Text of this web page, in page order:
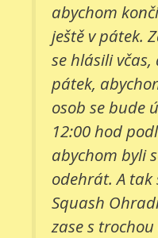
abychom
ještě v pátek.
se hlásili
pátek,
osob se bude
12:00 hod
abychom byli
odehrát. A tak
Squash
zase s